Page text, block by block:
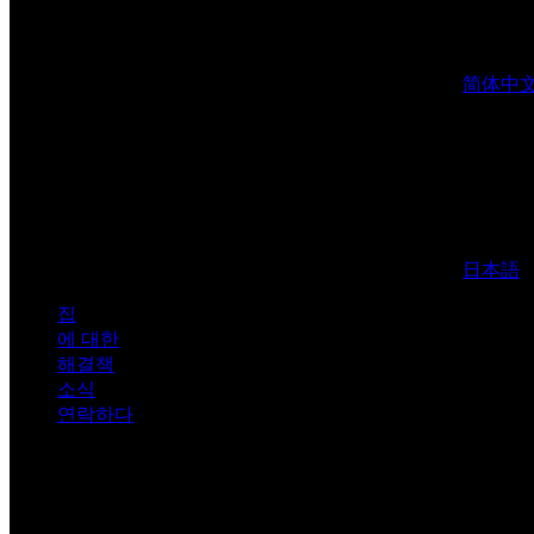
简体中
日本語
집
에 대한
해결책
소식
연락하다